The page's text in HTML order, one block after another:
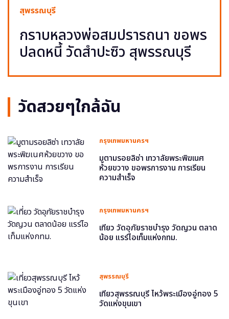
สุพรรณบุรี
กราบหลวงพ่อสมปรารถนา ขอพร
ปลดหนี้ วัดสำปะซิว สุพรรณบุรี
วัดสวยๆใกล้ฉัน
กรุงเทพมหานครฯ
มูตามรอยลิซ่า เทวาลัยพระพิฆเนศ
ห้วยขวาง ขอพรการงาน การเรียน
ความสำเร็จ
กรุงเทพมหานครฯ
เที่ยว วัดอุภัยราชบำรุง วัดญวน ตลาด
น้อย แรร์ไอเท็มแห่งกทม.
สุพรรณบุรี
เที่ยวสุพรรณบุรี ไหว้พระเมืองอู่ทอง 5
วัดแห่งขุนเขา